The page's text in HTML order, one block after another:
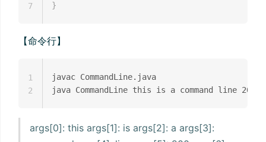
}
7
【命令行】
javac CommandLine.java
1
2
args[0]: this args[1]: is args[2]: a args[3]: